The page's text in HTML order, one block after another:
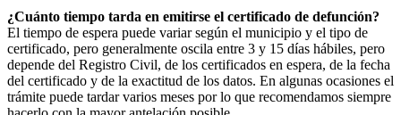
¿Cuánto tiempo tarda en emitirse el certificado de defunción?
El tiempo de espera puede variar según el municipio y el tipo de
certificado, pero generalmente oscila entre 3 y 15 días hábiles, pero
depende del Registro Civil, de los certificados en espera, de la fecha
del certificado y de la exactitud de los datos. En algunas ocasiones el
trámite puede tardar varios meses por lo que recomendamos siempre